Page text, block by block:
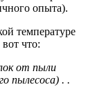
опыта).
температуре
что:
от пыли
пылесоса) . .